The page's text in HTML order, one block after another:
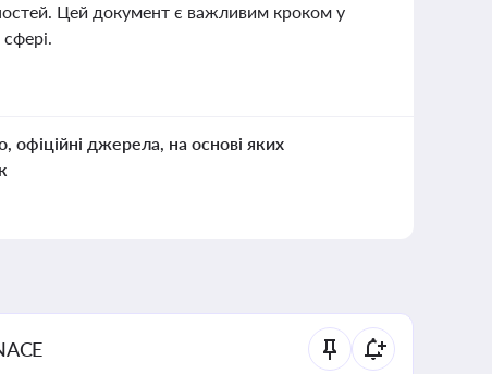
Цей документ є важливим кроком у
офіційні джерела, на основі яких